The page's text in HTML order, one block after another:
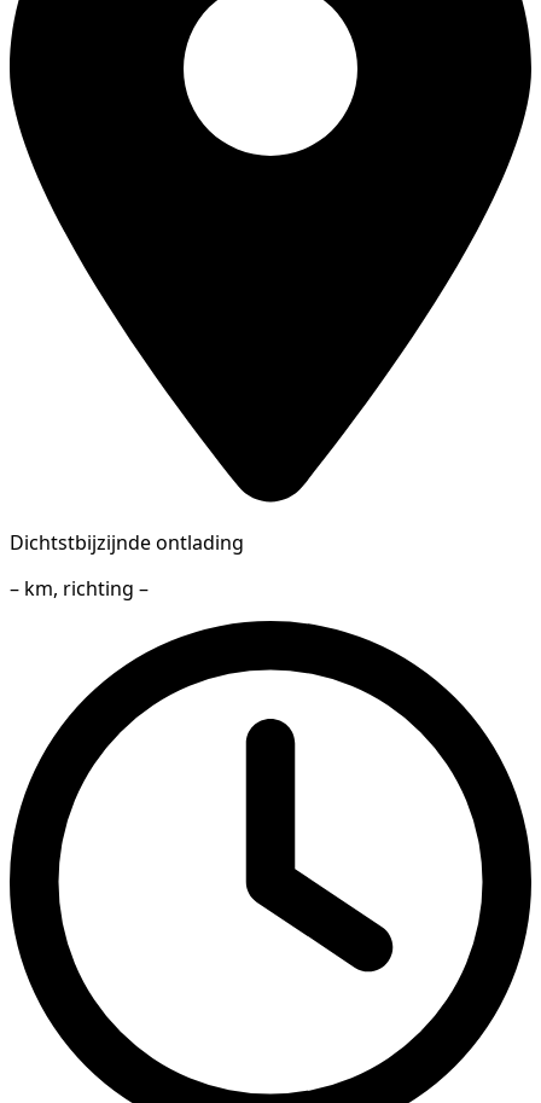
Dichtstbijzijnde ontlading
– km, richting –